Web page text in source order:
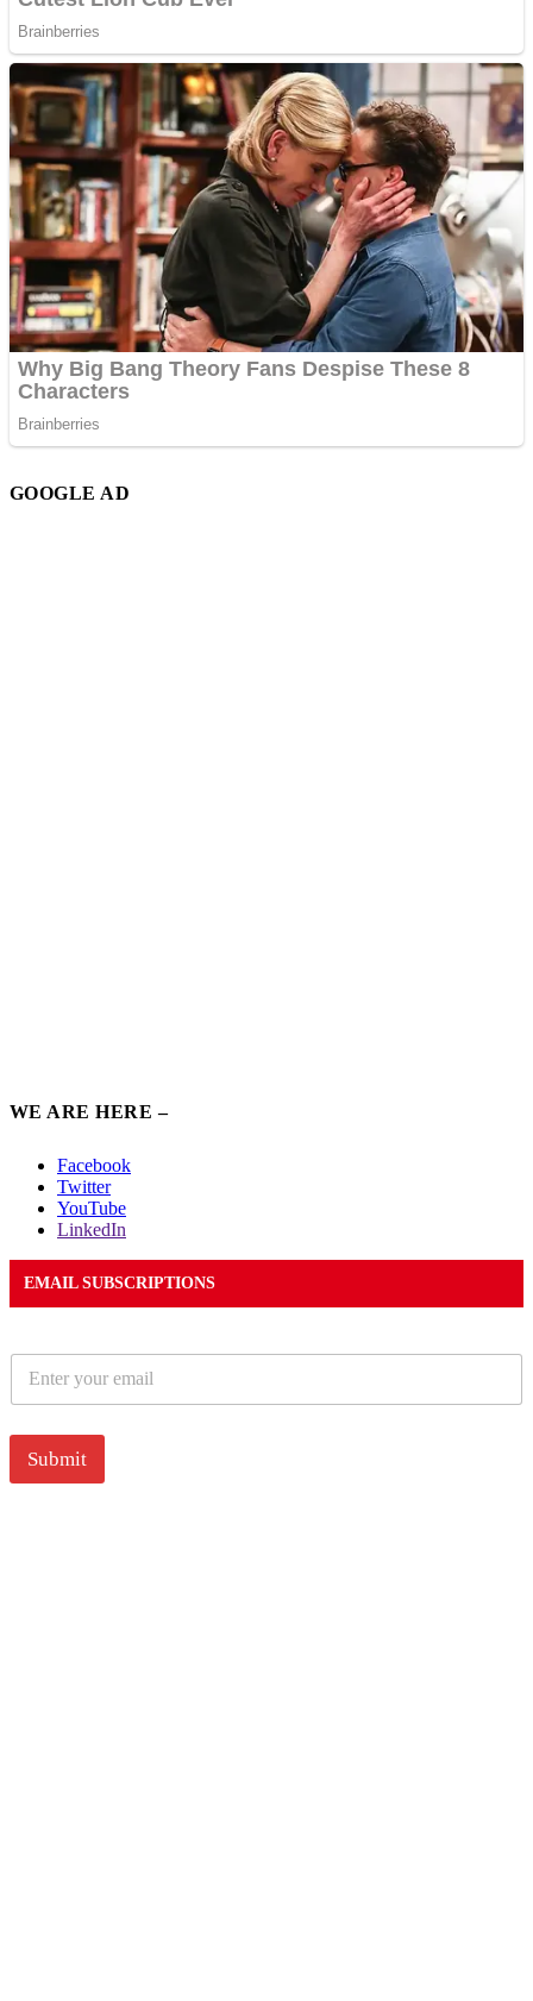
GOOGLE AD
WE ARE HERE –
Facebook
Twitter
YouTube
LinkedIn
EMAIL SUBSCRIPTIONS
a
i
*
Submit